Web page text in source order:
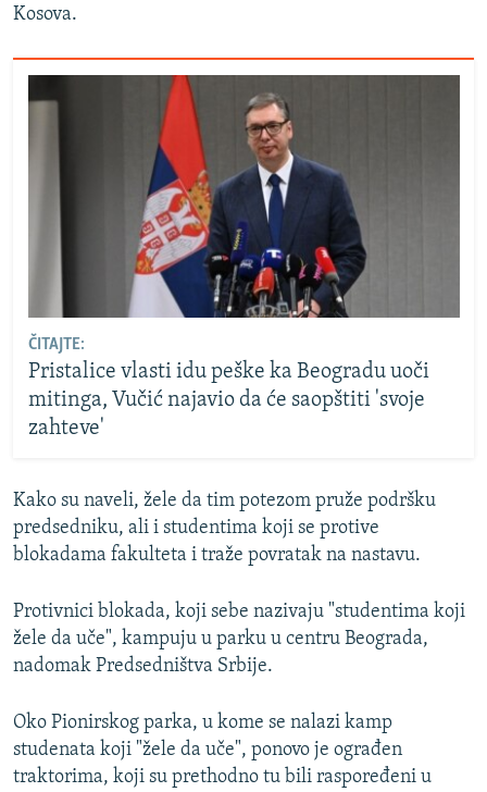
Kosova.
ČITAJTE:
Pristalice vlasti idu peške ka Beogradu uoči
mitinga, Vučić najavio da će saopštiti 'svoje
zahteve'
Kako su naveli, žele da tim potezom pruže podršku
predsedniku, ali i studentima koji se protive
blokadama fakulteta i traže povratak na nastavu.
Protivnici blokada, koji sebe nazivaju "studentima koji
žele da uče", kampuju u parku u centru Beograda,
nadomak Predsedništva Srbije.
Oko Pionirskog parka, u kome se nalazi kamp
studenata koji "žele da uče", ponovo je ograđen
traktorima, koji su prethodno tu bili raspoređeni u